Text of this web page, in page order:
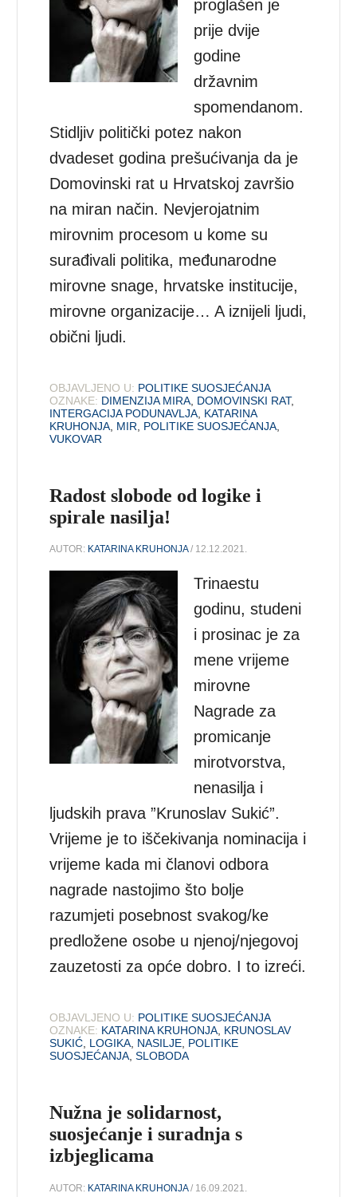
proglašen je
prije dvije
godine
državnim
spomendanom.
Stidljiv politički potez nakon
dvadeset godina prešućivanja da je
Domovinski rat u Hrvatskoj završio
na miran način. Nevjerojatnim
mirovnim procesom u kome su
surađivali politika, međunarodne
mirovne snage, hrvatske institucije,
mirovne organizacije… A iznijeli ljudi,
obični ljudi.
OBJAVLJENO U: POLITIKE SUOSJEĆANJA
OZNAKE: DIMENZIJA MIRA DOMOVINSKI RAT,
INTERGACIJA PODUNAVLJA KATARINA
KRUHONJA MIR POLITIKE SUOSJEĆANJA
VUKOVAR
Radost slobode od logike i
spirale nasilja!
AUTOR: KATARINA KRUHONJA/ 12.12.2021.
Trinaestu
godinu, studeni
i prosinac je za
mene vrijeme
mirovne
Nagrade za
promicanje
mirotvorstva,
nenasilja i
ljudskih prava ”Krunoslav Sukić”.
Vrijeme je to iščekivanja nominacija i
vrijeme kada mi članovi odbora
nagrade nastojimo što bolje
razumjeti posebnost svakog/ke
predložene osobe u njenoj/njegovoj
zauzetosti za opće dobro. I to izreći.
OBJAVLJENO U: POLITIKE SUOSJEĆANJA
OZNAKE: KATARINA KRUHONJA, KRUNOSLAV
SUKIĆ, LOGIKA, NASILJE, POLITIKE
SUOSJEĆANJA,SLOBODA
Nužna je solidarnost,
suosjećanje i suradnja s
izbjeglicama
AUTOR: KATARINA KRUHONJA/ 16.09.2021.